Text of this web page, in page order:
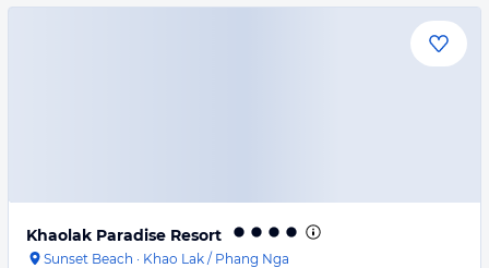
Khaolak Paradise Resort
Sunset Beach · Khao Lak / Phang Nga